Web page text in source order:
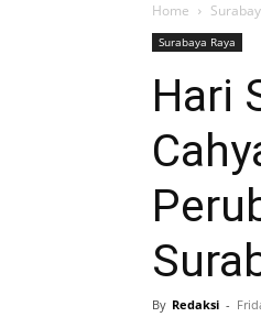
Home
Surabaya Raya
Hari
By Redaksi -